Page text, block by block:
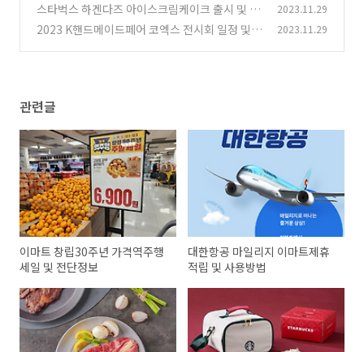
스타벅스 하겐다즈 아이스크림케이크 출시 및 예
약정보 (0)
2023.11.29
2023 K핸드메이드페어 코엑스 전시회 일정 및
2023.11.29
관련글
이마트 창립30주년 가격역주행
세일 및 전단정보
대한항공 마일리지 이마트제휴
적립 및 사용방법